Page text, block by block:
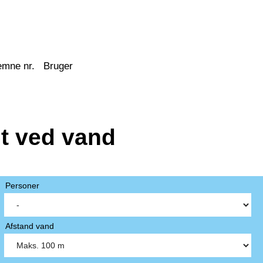
nr. Bruger
ved vand
Personer
Afstand vand